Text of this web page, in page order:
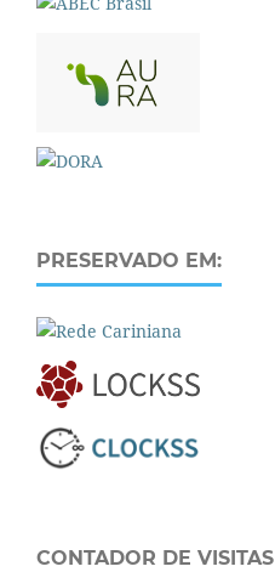
PRESERVADO EM:
CONTADOR DE VISITAS